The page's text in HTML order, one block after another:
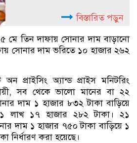
বিস্তারিত পড়ুন
তিন দাফায় সোনার দাম বাড়ানো
সোনার দাম ভরিতে ১০ হাজার ২৬২
অন প্রাইসিং অ্যান্ড প্রাইস মনিটরিং
সব থেকে ভালো মানের বা ২২
দাম ১ হাজার ৮৩২ টাকা বাড়িয়ে
১ লাখ ১৭ হাজার ২৮২ টাকা। ২১
দাম ১ হাজার ৭৫০ টাকা বাড়িয়ে ১
নির্ধারণ করা হয়েছে।